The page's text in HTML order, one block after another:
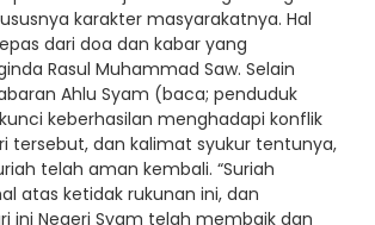
karakter masyarakatnya. Hal
dari doa dan kabar yang
Rasul Muhammad Saw. Selain
Ahlu Syam (baca; penduduk
keberhasilan menghadapi konflik
tersebut, dan kalimat syukur tentunya,
telah aman kembali. “Suriah
atas ketidak rukunan ini, dan
ini Negeri Syam telah membaik dan